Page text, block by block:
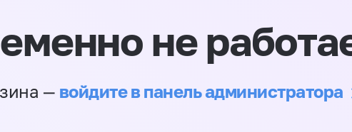
не
— войдите в панель администратора